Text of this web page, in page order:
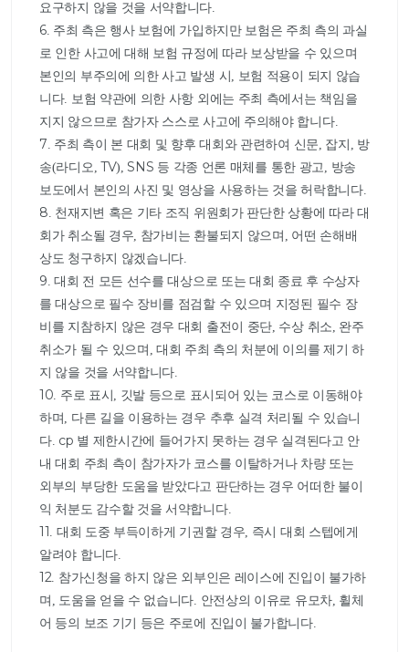
요구하지 않을 것을 서약합니다.
6. 주최 측은 행사 보험에 가입하지만 보험은 주최 측의 과실
로 인한 사고에 대해 보험 규정에 따라 보상받을 수 있으며
본인의 부주의에 의한 사고 발생 시, 보험 적용이 되지 않습
니다. 보험 약관에 의한 사항 외에는 주최 측에서는 책임을
지지 않으므로 참가자 스스로 사고에 주의해야 합니다.
7. 주최 측이 본 대회 및 향후 대회와 관련하여 신문, 잡지, 방
송(라디오, TV), SNS 등 각종 언론 매체를 통한 광고, 방송
보도에서 본인의 사진 및 영상을 사용하는 것을 허락합니다.
8. 천재지변 혹은 기타 조직 위원회가 판단한 상황에 따라 대
회가 취소될 경우, 참가비는 환불되지 않으며, 어떤 손해배
상도 청구하지 않겠습니다.
9. 대회 전 모든 선수를 대상으로 또는 대회 종료 후 수상자
를 대상으로 필수 장비를 점검할 수 있으며 지정된 필수 장
비를 지참하지 않은 경우 대회 출전이 중단, 수상 취소, 완주
취소가 될 수 있으며, 대회 주최 측의 처분에 이의를 제기 하
지 않을 것을 서약합니다.
10. 주로 표시, 깃발 등으로 표시되어 있는 코스로 이동해야
하며, 다른 길을 이용하는 경우 추후 실격 처리될 수 있습니
다. cp 별 제한시간에 들어가지 못하는 경우 실격된다고 안
내 대회 주최 측이 참가자가 코스를 이탈하거나 차량 또는
외부의 부당한 도움을 받았다고 판단하는 경우 어떠한 불이
익 처분도 감수할 것을 서약합니다.
11. 대회 도중 부득이하게 기권할 경우, 즉시 대회 스텝에게
알려야 합니다.
12. 참가신청을 하지 않은 외부인은 레이스에 진입이 불가하
며, 도움을 얻을 수 없습니다. 안전상의 이유로 유모차, 휠체
어 등의 보조 기기 등은 주로에 진입이 불가합니다.